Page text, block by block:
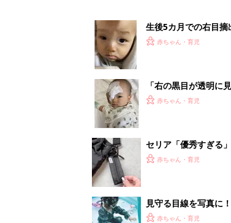
生後5カ月での右目
の生活【網膜芽細胞腫
赤ちゃん・育児
「右の黒目が透明に
芽細胞腫】
赤ちゃん・育児
セリア「優秀すぎる
赤ちゃん・育児
見守る目線を写真に
赤ちゃん・育児